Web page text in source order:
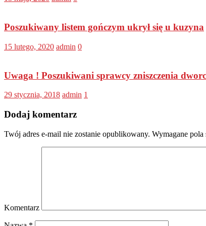
Poszukiwany listem gończym ukrył się u kuzyna
15 lutego, 2020 admin 0
Uwaga ! Poszukiwani sprawcy zniszczenia
29 stycznia, 2018 admin 1
Dodaj komentarz
Twój adres e-mail nie zostanie opublikowany. Wymagane pola
Komentarz